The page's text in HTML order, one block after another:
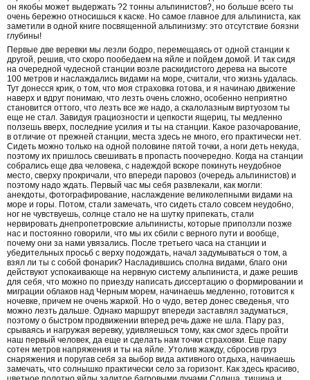
он якобы может выдержать ?2 тонны альпинистов?, но больше всего ты
очень бережно относишься к каске. Но самое главное для альпиниста, как
заметили в одной книге посвященной альпинизму: это отсутствие боязни
глубины!
Первые две веревки мы лезли бодро, перемещаясь от одной станции к
другой, решив, что скоро пообедаем на яйле и пойдем домой. И так сидя
на очередной чудесной станции возле раскидистого дерева на высоте
100 метров и наслаждались видами на море, считали, что жизнь удалась.
Тут донесся крик, о том, что моя страховка готова, и я начинаю движение
наверх и вдруг понимаю, что лезть очень сложно, особенно неприятно
становится оттого, что лезть все же надо, а скалолазным виртуозом ты
еще не стал. Завидуя грациозности и цепкости ящериц, ты медленно
ползешь вверх, последние усилия и ты на станции. Какое разочарование,
в отличие от прежней станции, места здесь не много, его практически нет.
Сидеть можно только на одной половине пятой точки, а ноги деть некуда,
поэтому их пришлось свешивать в пропасть поочередно. Когда на станции
собрались еще два человека, с надеждой вскоре покинуть неудобное
место, сверху прокричали, что впереди паровоз (очередь альпинистов) и
поэтому надо ждать. Первый час мы себя развлекали, как могли:
анекдоты, фотографирование, наслаждение великолепными видами на
море и горы. Потом, стали замечать, что сидеть стало совсем неудобно,
ног не чувствуешь, солнце стало не на шутку припекать, стали
нервировать днепропетровские альпинисты, которые приползли позже
нас и постоянно говорили, что мы их сбили с верного пути и вообще,
почему они за нами увязались. После третьего часа на станции и
убедительных просьб с верху подождать, начал задумываться о том, а
взял ли ты с собой фонарик? Насладившись сполна видами, благо они
действуют успокаивающе на нервную систему альпиниста, и даже решив
для себя, что можно по приезду написать диссертацию о формировании и
миграции облаков над Черным морем, начинаешь медленно, готовится к
ночевке, причем не очень жаркой. Но о чудо, ветер донес сведенья, что
можно лезть дальше. Однако маршрут впереди заставлял задуматься,
поэтому о быстром продвижении вперед речь даже не шла. Пару раз,
срываясь и нагружая веревку, удивляешься тому, как смог здесь пройти
наш первый человек, да еще и сделать нам точки страховки. Еще пару
сотен метров напряжения и ты на яйле. Утолив жажду, сбросив груз
снаряжения и поругав себя за выбор вида активного отдыха, начинаешь
замечать, что солнышко практически село за горизонт. Как здесь красиво,